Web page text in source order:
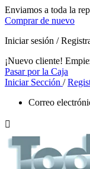
Enviamos a toda la
Comprar de nuevo
Iniciar sesión /
¡Nuevo cliente!
Pasar por la Caja
Iniciar Sección /
Correo
